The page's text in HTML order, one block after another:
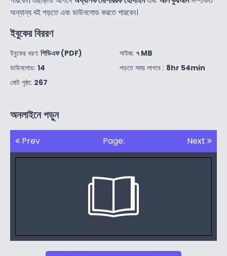
অন্যান্য বই পড়তে এবং ডাউনলোড করতে পারবেন।
ইবুকের বিররণ
ইবুকের ধরণ: পিডিএফ (PDF)
ডাউনলোড: 14
মোট পৃষ্ঠা: 267
সাইজ: ৭ MB
পড়তে সময় লাগবে : 8hr 54min
অনলাইনে পড়ুন
Prev Page: Next